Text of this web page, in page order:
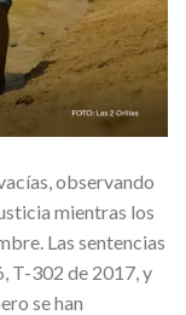
observando
mientras los
Las sentencias
T-302 de 2017, y
se han